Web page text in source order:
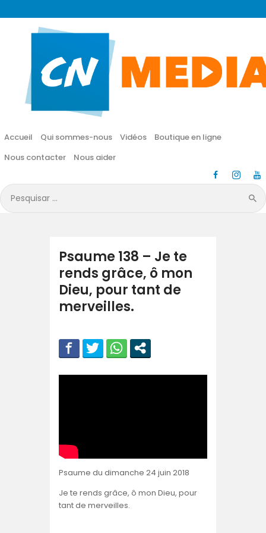
Accueil Qui sommes-nous Vidéos
Boutique en ligne
Nous contacter
Nous aider
Pesquisar
por:
CN MÉDIA
Une vie nouvelle en JESUS !
Accueil
Vidéos
Boutique en ligne
Nous aider
Psaume 138 – Je te
rends grâce, ô mon
Dieu, pour tant de
merveilles.
Psaume du dimanche 24 juin 2018
Je te rends grâce, ô mon Dieu, pour
tant de merveilles.